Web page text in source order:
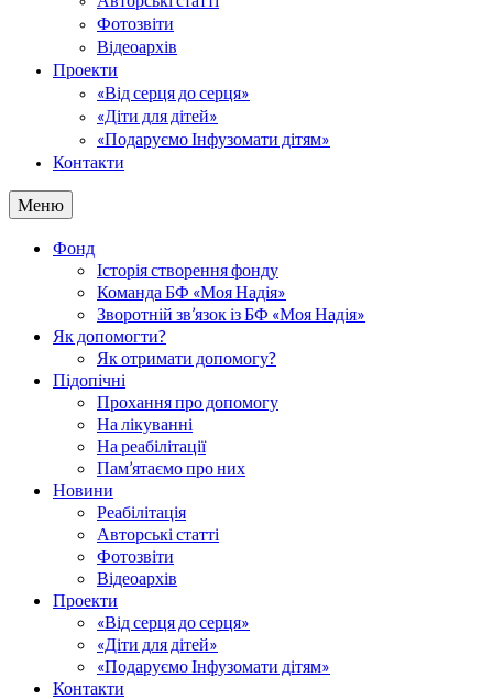
Фотозвіти
Відеоархів
Проекти
«Від серця до серця»
«Діти для дітей»
«Подаруємо Інфузомати дітям»
Контакти
Меню
Фонд
Історія створення фонду
Команда БФ «Моя Надія»
Зворотній зв’язок із БФ «Моя Надія»
Як допомогти?
Як отримати допомогу?
Підопічні
Прохання про допомогу
На лікуванні
На реабілітації
Пам’ятаємо про них
Новини
Реабілітація
Авторські статті
Фотозвіти
Відеоархів
Проекти
«Від серця до серця»
«Діти для дітей»
«Подаруємо Інфузомати дітям»
Контакти